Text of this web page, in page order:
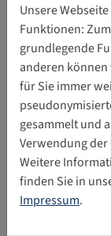
Das könnte
fordern
gegen
Sexualisierte
muss weiter
April 2026
Unsere
Funktionen:
grundlegende
anderen
für Sie immer
gesammelt und
Verwendung
Weitere
finden Sie in
Impressum.